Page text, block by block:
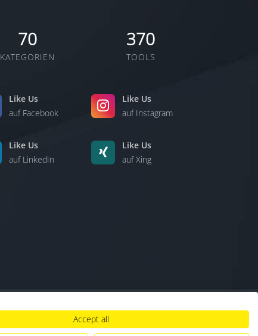
70
KATEGORIEN
370
TOOLS
Like Us
auf Facebook
Like Us
auf Instagram
Like Us
auf LinkedIn
Like Us
auf Xing
Hinweisgebersystem
Accept all